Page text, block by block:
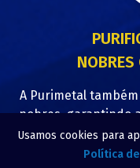
NOBRES
A Purimetal
nobres, garantindo
em metais com
Usamos cookies para
Política